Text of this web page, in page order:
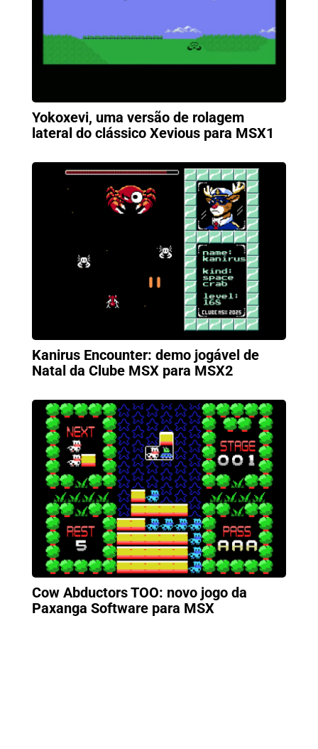
Yokoxevi, uma versão de rolagem
lateral do clássico Xevious para MSX1
Kanirus Encounter: demo jogável de
Natal da Clube MSX para MSX2
Cow Abductors TOO: novo jogo da
Paxanga Software para MSX